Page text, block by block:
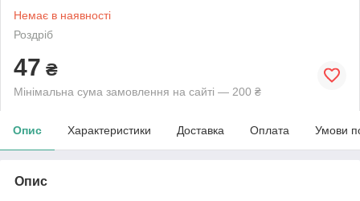
Немає в наявності
Роздріб
47 ₴
Мінімальна сума замовлення на сайті — 200 ₴
Опис Характеристики Доставка Оплата Умови
Опис